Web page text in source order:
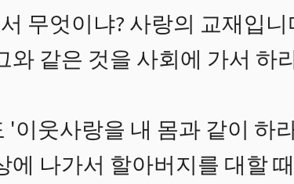
무엇이냐? 사랑의 교재입
같은 것을 사회에 가서 하
이웃사랑을 내 몸과 같이 하
나가서 할아버지를 대할